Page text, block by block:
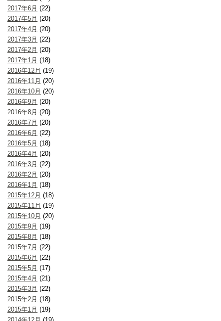
2017年6月 (22)
2017年5月 (20)
2017年4月 (20)
2017年3月 (22)
2017年2月 (20)
2017年1月 (18)
2016年12月 (19)
2016年11月 (20)
2016年10月 (20)
2016年9月 (20)
2016年8月 (20)
2016年7月 (20)
2016年6月 (22)
2016年5月 (18)
2016年4月 (20)
2016年3月 (22)
2016年2月 (20)
2016年1月 (18)
2015年12月 (18)
2015年11月 (19)
2015年10月 (20)
2015年9月 (19)
2015年8月 (18)
2015年7月 (22)
2015年6月 (22)
2015年5月 (17)
2015年4月 (21)
2015年3月 (22)
2015年2月 (18)
2015年1月 (19)